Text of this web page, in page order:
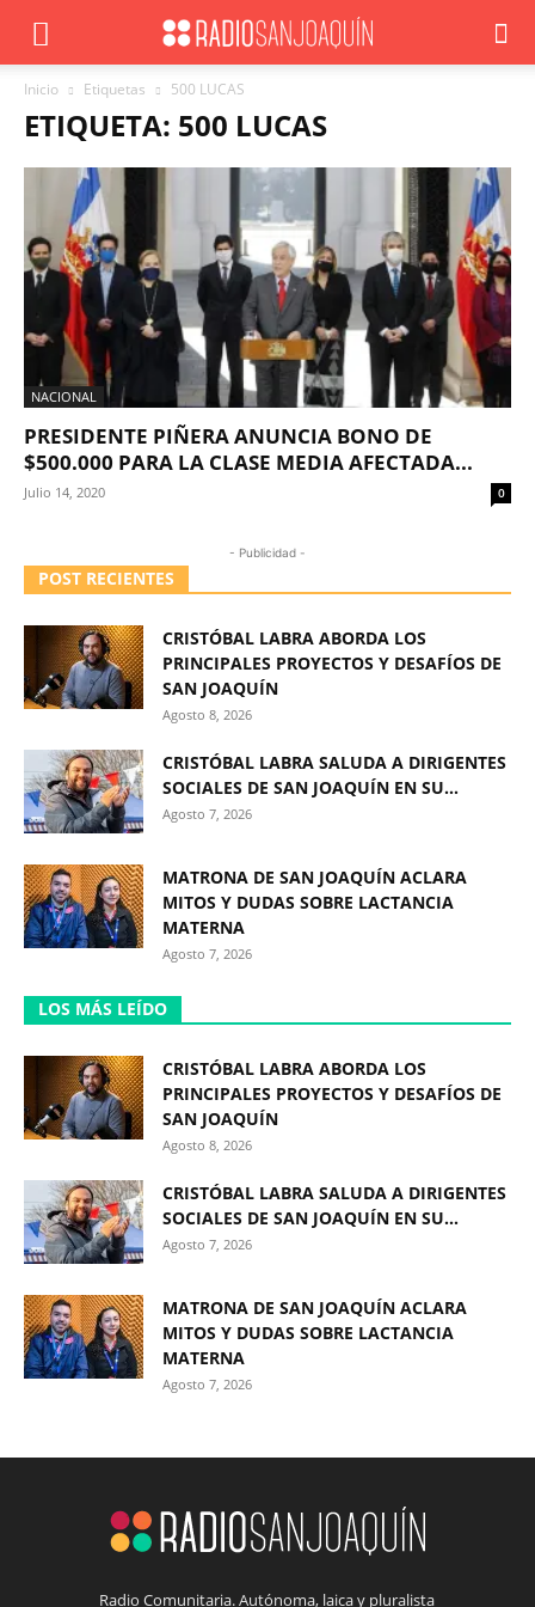
Inicio Etiquetas 500 LUCAS
ETIQUETA: 500 LUCAS
NACIONAL
PRESIDENTE PIÑERA ANUNCIA BONO DE
$500.000 PARA LA CLASE MEDIA AFECTADA...
Julio 14, 2020 0
- Publicidad -
POST RECIENTES
CRISTÓBAL LABRA ABORDA LOS
PRINCIPALES PROYECTOS Y DESAFÍOS DE
SAN JOAQUÍN
Agosto 8, 2026
CRISTÓBAL LABRA SALUDA A DIRIGENTES
SOCIALES DE SAN JOAQUÍN EN SU...
Agosto 7, 2026
MATRONA DE SAN JOAQUÍN ACLARA
MITOS Y DUDAS SOBRE LACTANCIA
MATERNA
Agosto 7, 2026
LOS MÁS LEÍDO
CRISTÓBAL LABRA ABORDA LOS
PRINCIPALES PROYECTOS Y DESAFÍOS DE
SAN JOAQUÍN
Agosto 8, 2026
CRISTÓBAL LABRA SALUDA A DIRIGENTES
SOCIALES DE SAN JOAQUÍN EN SU...
Agosto 7, 2026
MATRONA DE SAN JOAQUÍN ACLARA
MITOS Y DUDAS SOBRE LACTANCIA
MATERNA
Agosto 7, 2026
Radio Comunitaria. Autónoma, laica y pluralista